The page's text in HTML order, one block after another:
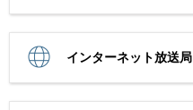
インターネット放送局